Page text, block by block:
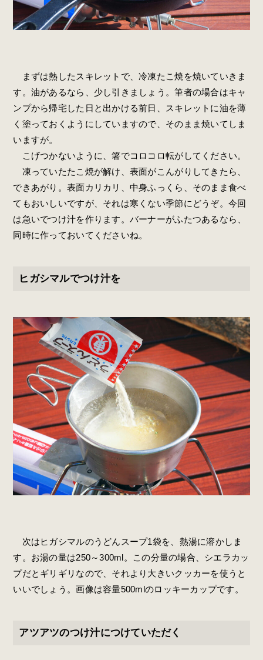
まずは熱したスキレットで、冷凍たこ焼を焼いていきま
す。油があるなら、少し引きましょう。筆者の場合はキャ
ンプから帰宅した日と出かける前日、スキレットに油を薄
く塗っておくようにしていますので、そのまま焼いてしま
いますが。
こげつかないように、箸でコロコロ転がしてください。
凍っていたたこ焼が解け、表面がこんがりしてきたら、
できあがり。表面カリカリ、中身ふっくら、そのまま食べ
てもおいしいですが、それは寒くない季節にどうぞ。今回
は急いでつけ汁を作ります。バーナーがふたつあるなら、
同時に作っておいてくださいね。
ヒガシマルでつけ汁を
次はヒガシマルのうどんスープ1袋を、熱湯に溶かしま
す。お湯の量は250～300ml。この分量の場合、シエラカッ
プだとギリギリなので、それより大きいクッカーを使うと
いいでしょう。画像は容量500mlのロッキーカップです。
アツアツのつけ汁につけていただく